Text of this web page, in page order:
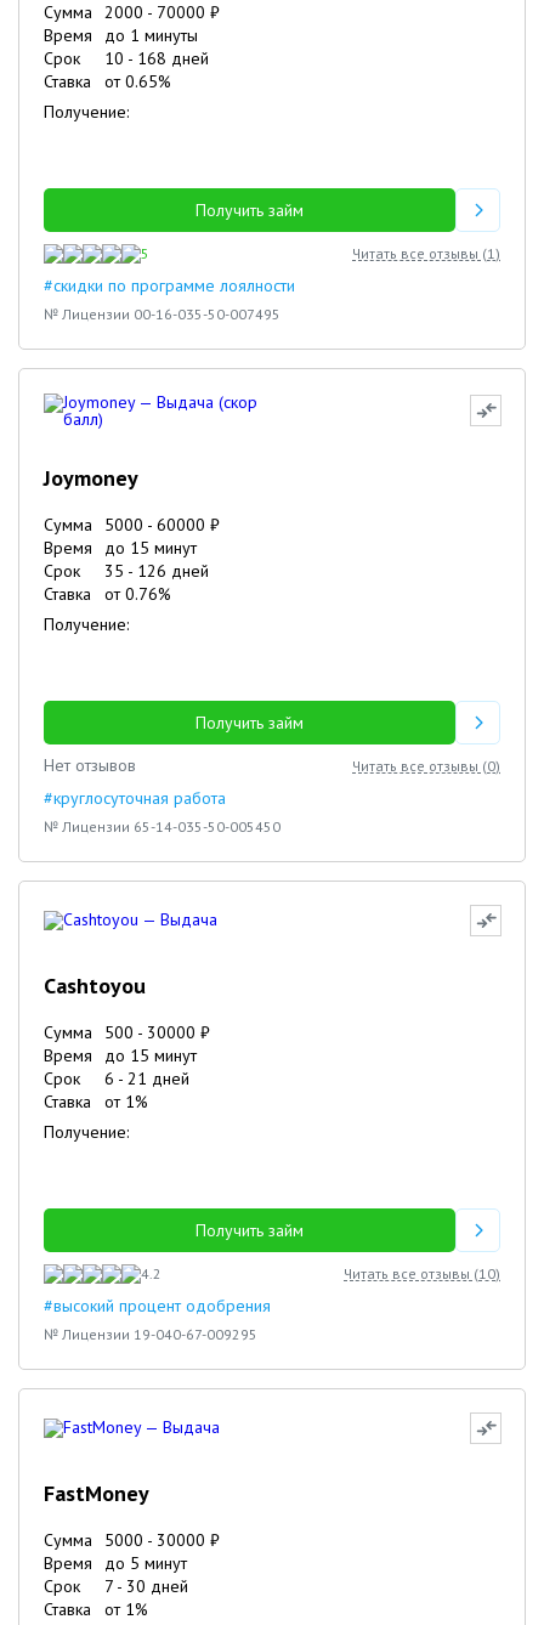
Сумма 2000 - 70000 ₽
Время
до 1 минуты
Срок
10 - 168 дней
Ставка
от0.65%
Получение:
Получить займ
5 Читать все отзывы (1)
#скидки по программе лоялности
№ Лицензии 00-16-035-50-007495
Joymoney
Сумма 5000 - 60000 ₽
Время
до 15 минут
Срок
35 - 126 дней
Ставка
от0.76%
Получение:
Получить займ
Нет отзывов
Читать все отзывы (0)
#круглосуточная работа
№ Лицензии 65-14-035-50-005450
Cashtoyou
Сумма 500 - 30000 ₽
Время
до 15 минут
Срок
6 - 21 дней
Ставка
от 1%
Получение:
Получить займ
4.2 Читать все отзывы (10)
#высокий процент одобрения
№ Лицензии 19-040-67-009295
FastMoney
Сумма 5000 - 30000 ₽
Время
до 5 минут
Срок
7 - 30 дней
Ставка
от 1%